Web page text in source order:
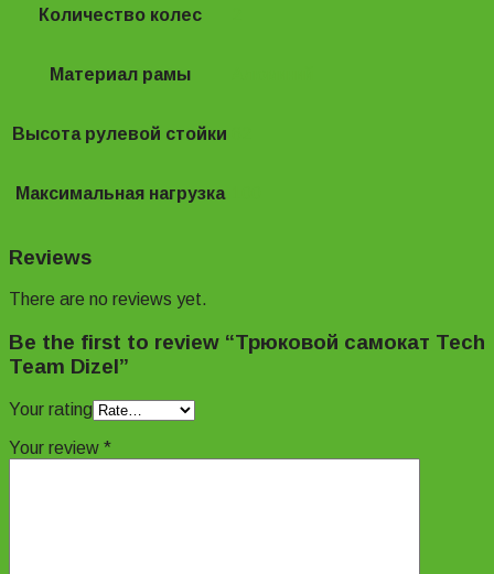
Количество колес
Материал рамы
Высота рулевой стойки
Максимальная нагрузка
Reviews
There are no reviews yet.
Be the first to review “Трюковой самокат Tech
Team Dizel”
Your rating
Your review *